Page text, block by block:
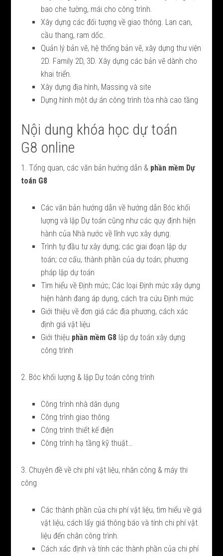
bao che tường, mái cho công trình.
Xây dựng các đối tượng về giao thông. Lan can,
cầu thang, ram dốc.
Quản lý bản vẽ, hệ thống bản vẽ, xây dựng thư viện
2D. Family 2D, 3D. Xây dựng các bản vẽ dành cho
khai triển.
Xây dựng địa hình, Massing và site
Dựng hình một dự án công trình tòa nhà cao tầng
Nội dung khóa học dự toán
G8 online
1. Tổng quan, các văn bản hướng dẫn & phần mềm Dự
toán G8
Các văn bản hướng dẫn về hướng dẫn Bóc khối
lượng và lập Dự toán cũng như các quy định hiện
hành của Nhà nước về lĩnh vực xây dựng.
Trình tự đầu tư xây dựng; các giai đoạn lập dự
toán; cơ cấu, thành phần của dự toán; phương
pháp lập dự toán
Tìm hiểu về Định mức; Các loại Định mức xây dựng
hiện hành đang áp dụng, cách tra cứu Định mức
Giới thiệu về đơn giá các địa phương, cách xác
định giá vật liệu
Giới thiệu phần mềm G8 lập dự toán xây dựng
công trình
2. Bóc khối lượng & lập Dự toán công trình
Công trình nhà dân dụng
Công trình giao thông
Công trình thiết kế điện
Công trình hạ tầng kỹ thuật…
3. Chuyên đề về chi phí vật liệu, nhân công & máy thi
công
Các thành phần của chi phí vật liệu, tìm hiểu về giá
vật liệu, cách lấy giá thông báo và tính chi phí vật
liệu đến chân công trình.
Cách xác định và tính các thành phần của chi phí